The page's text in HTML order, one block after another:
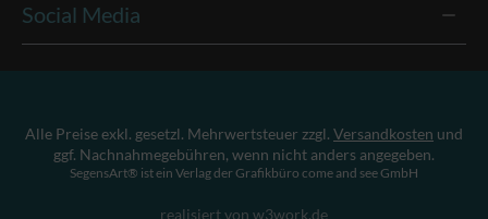
Social Media
Alle Preise exkl. gesetzl. Mehrwertsteuer zzgl. Versandkosten und
ggf. Nachnahmegebühren, wenn nicht anders angegeben.
SegensArt® ist ein Verlag der Grafikbüro come and see GmbH
realisiert von w3work.de